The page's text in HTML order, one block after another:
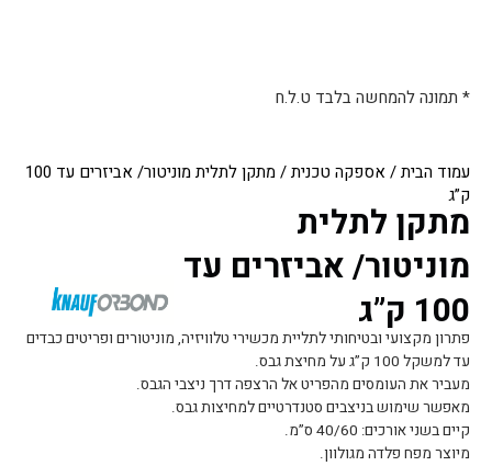
עמוד הבית/ אספקה טכנית
/ מתקן לתלית מוניטור/ אביזרים עד 100
ק”ג
מתקן לתלית
מוניטור/ אביזרים עד
100 ק”ג
פתרון מקצועי ובטיחותי לתליית מכשירי טלוויזיה, מוניטורים ופריטים כבדים
עד למשקל 100 ק”ג על מחיצת גבס.
מעביר את העומסים מהפריט אל הרצפה דרך ניצבי הגבס.
מאפשר שימוש בניצבים סטנדרטיים למחיצות גבס.
קיים בשני אורכים: 40/60 ס”מ.
מיוצר מפח פלדה מגולוון.
* תמונה להמחשה בלבד ט.ל.ח